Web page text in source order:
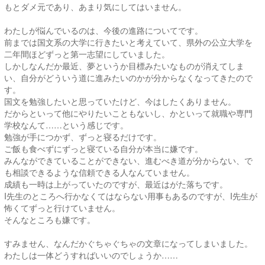
もとダメ元であり、あまり気にしてはいません。
わたしが悩んでいるのは、今後の進路についてです。
前までは国文系の大学に行きたいと考えていて、県外の公立大学を
二年間ほどずっと第一志望にしていました。
しかしなんだか最近、夢というか目標みたいなものが消えてしま
い、自分がどういう道に進みたいのかが分からなくなってきたので
す。
国文を勉強したいと思っていたけど、今はしたくありません。
だからといって他にやりたいこともないし、かといって就職や専門
学校なんて……という感じです。
勉強が手につかず、ずっと寝るだけです。
ご飯も食べずにずっと寝ている自分が本当に嫌です。
みんなができていることができない、進むべき道が分からない、で
も相談できるような信頼できる人なんていません。
成績も一時は上がっていたのですが、最近はがた落ちです。
I先生のところへ行かなくてはならない用事もあるのですが、I先生が
怖くてずっと行けていません。
そんなところも嫌です。
すみません、なんだかぐちゃぐちゃの文章になってしまいました。
わたしは一体どうすればいいのでしょうか……